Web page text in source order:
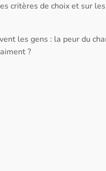
critères de choix et sur
les gens : la peur du
?